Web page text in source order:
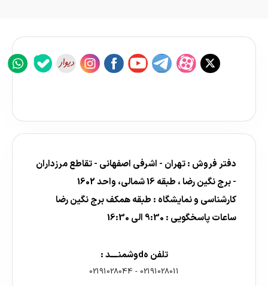
دفتر فروش : تهران - اشرفی اصفهانی - تقاطع مرزداران
- برج نگین رضا ، طبقه 16 شمالی، واحد 1602
کارشناسی و نمایشگاه : طبقه همکف برج نگین رضا
ساعات پاسخگویی : 9:30 الی 16:30
تلفن هdوشمنــــد :
02191028011
-
02191028044